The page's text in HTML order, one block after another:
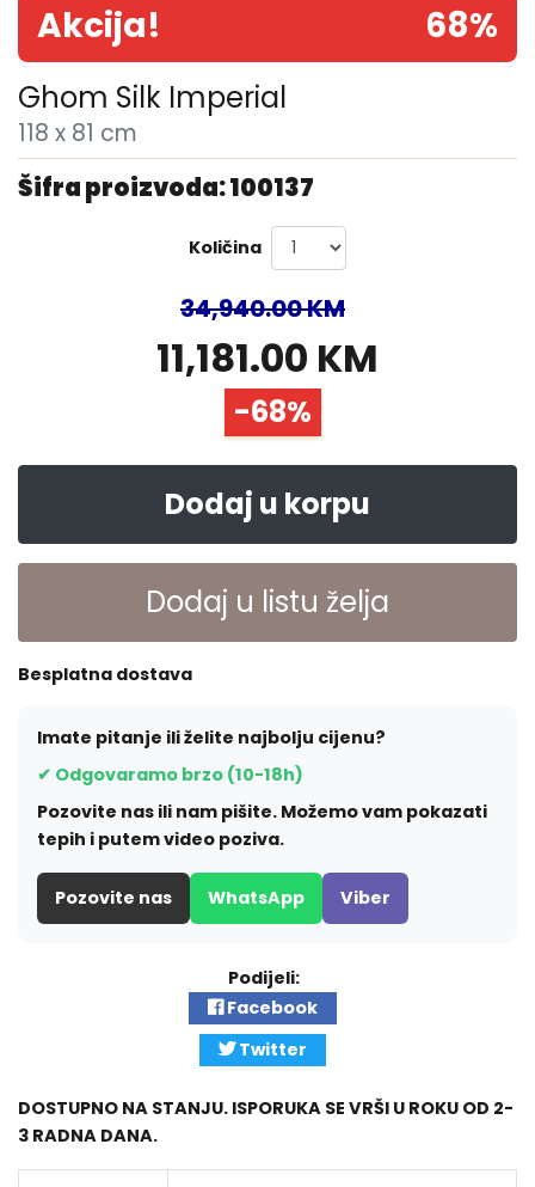
Akcija! 68%
Ghom Silk Imperial
118 x 81 cm
Šifra proizvoda: 100137
Količina
34,940.00 KM
11,181.00 KM
-68%
Dodaj u korpu
Dodaj u listu želja
Besplatna dostava
Imate pitanje ili želite najbolju cijenu?
✔ Odgovaramo brzo (10-18h)
Pozovite nas ili nam pišite. Možemo vam pokazati
tepih i putem video poziva.
Pozovite nas WhatsApp Viber
Podijeli:
Facebook
Twitter
DOSTUPNO NA STANJU. ISPORUKA SE VRŠI U ROKU OD 2-
3 RADNA DANA.